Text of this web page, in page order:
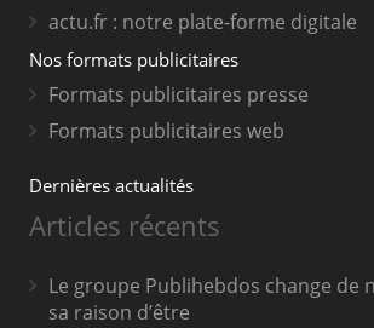
actu.fr : notre plate-forme digitale
Nos formats publicitaires
Formats publicitaires presse
Formats publicitaires web
Dernières actualités
Articles récents
Le groupe Publihebdos change de
sa raison d’être